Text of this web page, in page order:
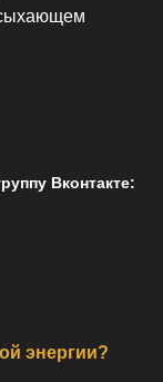
Вконтакте:
энергии?